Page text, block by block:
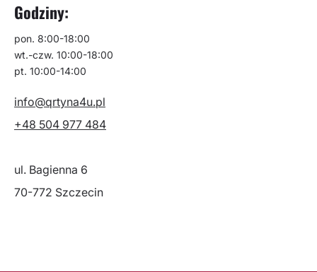
Godziny:
pon. 8:00-18:00
wt.-czw. 10:00-18:00
pt. 10:00-14:00
info@qrtyna4u.pl
+48 504 977 484
ul. Bagienna 6
70-772 Szczecin